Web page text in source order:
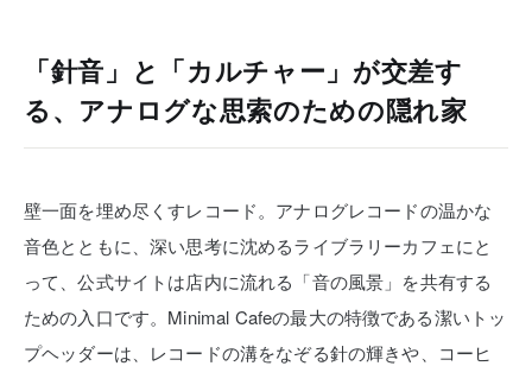
「針音」と「カルチャー」が交差す
る、アナログな思索のための隠れ家
壁一面を埋め尽くすレコード。アナログレコードの温かな
音色とともに、深い思考に沈めるライブラリーカフェにと
って、公式サイトは店内に流れる「音の風景」を共有する
ための入口です。Minimal Cafeの最大の特徴である潔いトッ
プヘッダーは、レコードの溝をなぞる針の輝きや、コーヒ